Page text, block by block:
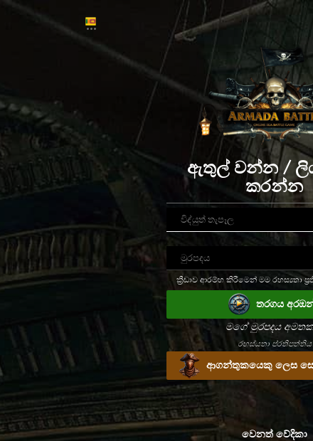
ඇතුල් වන්න /
කරන්න
ක්‍රීඩාව ආරම්භ කිරීමෙන් මම රහස්‍යතා
තරගය
මගේ මුරපදය
රහස්යතා ප්රතිපත්තිය
ආගන්තුකයෙකු ලෙස
වෙනත් වේදිකා